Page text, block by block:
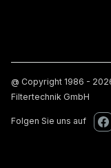
@ Copyright 1986 -
Filtertechnik GmbH
Folgen Sie uns auf